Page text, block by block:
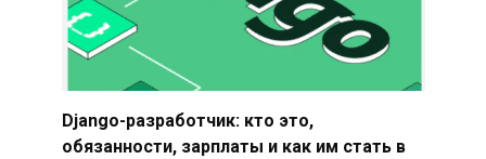
Django-разработчик: кто это,
обязанности, зарплаты и как им стать в